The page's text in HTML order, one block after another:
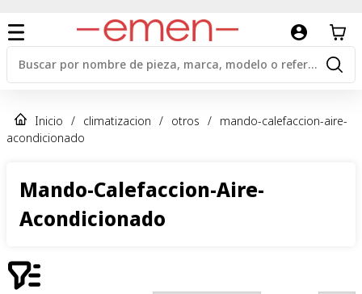
Inicio / climatizacion / otros / mando-calefaccion-aire-
acondicionado
Mando-Calefaccion-Aire-
Acondicionado